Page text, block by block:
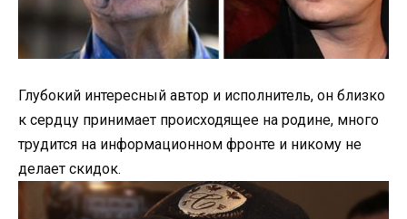
Глубокий интересный автор и исполнитель, он близко
к сердцу принимает происходящее на родине, много
трудится на информационном фронте и никому не
делает скидок.